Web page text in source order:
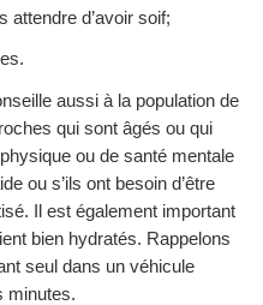
attendre d’avoir soif;
aussi à la population de
qui sont âgés ou qui
ou de santé mentale
ou s’ils ont besoin d’être
Il est également important
bien hydratés. Rappelons
seul dans un véhicule
minutes.